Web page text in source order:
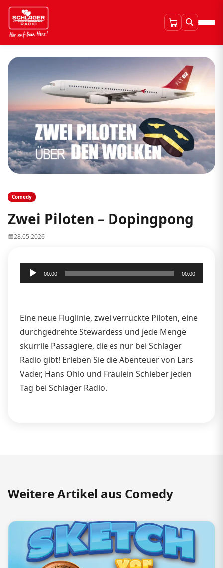
Comedy
Zwei Piloten – Dopingpong
28.05.2026
Audio-
Player
00:00 00:00
Eine neue Fluglinie, zwei verrückte Piloten, eine
durchgedrehte Stewardess und jede Menge
skurrile Passagiere, die es nur bei Schlager
Radio gibt! Erleben Sie die Abenteuer von Lars
Vader, Hans Ohlo und Fräulein Schieber jeden
Tag bei Schlager Radio.
Weitere Artikel aus Comedy